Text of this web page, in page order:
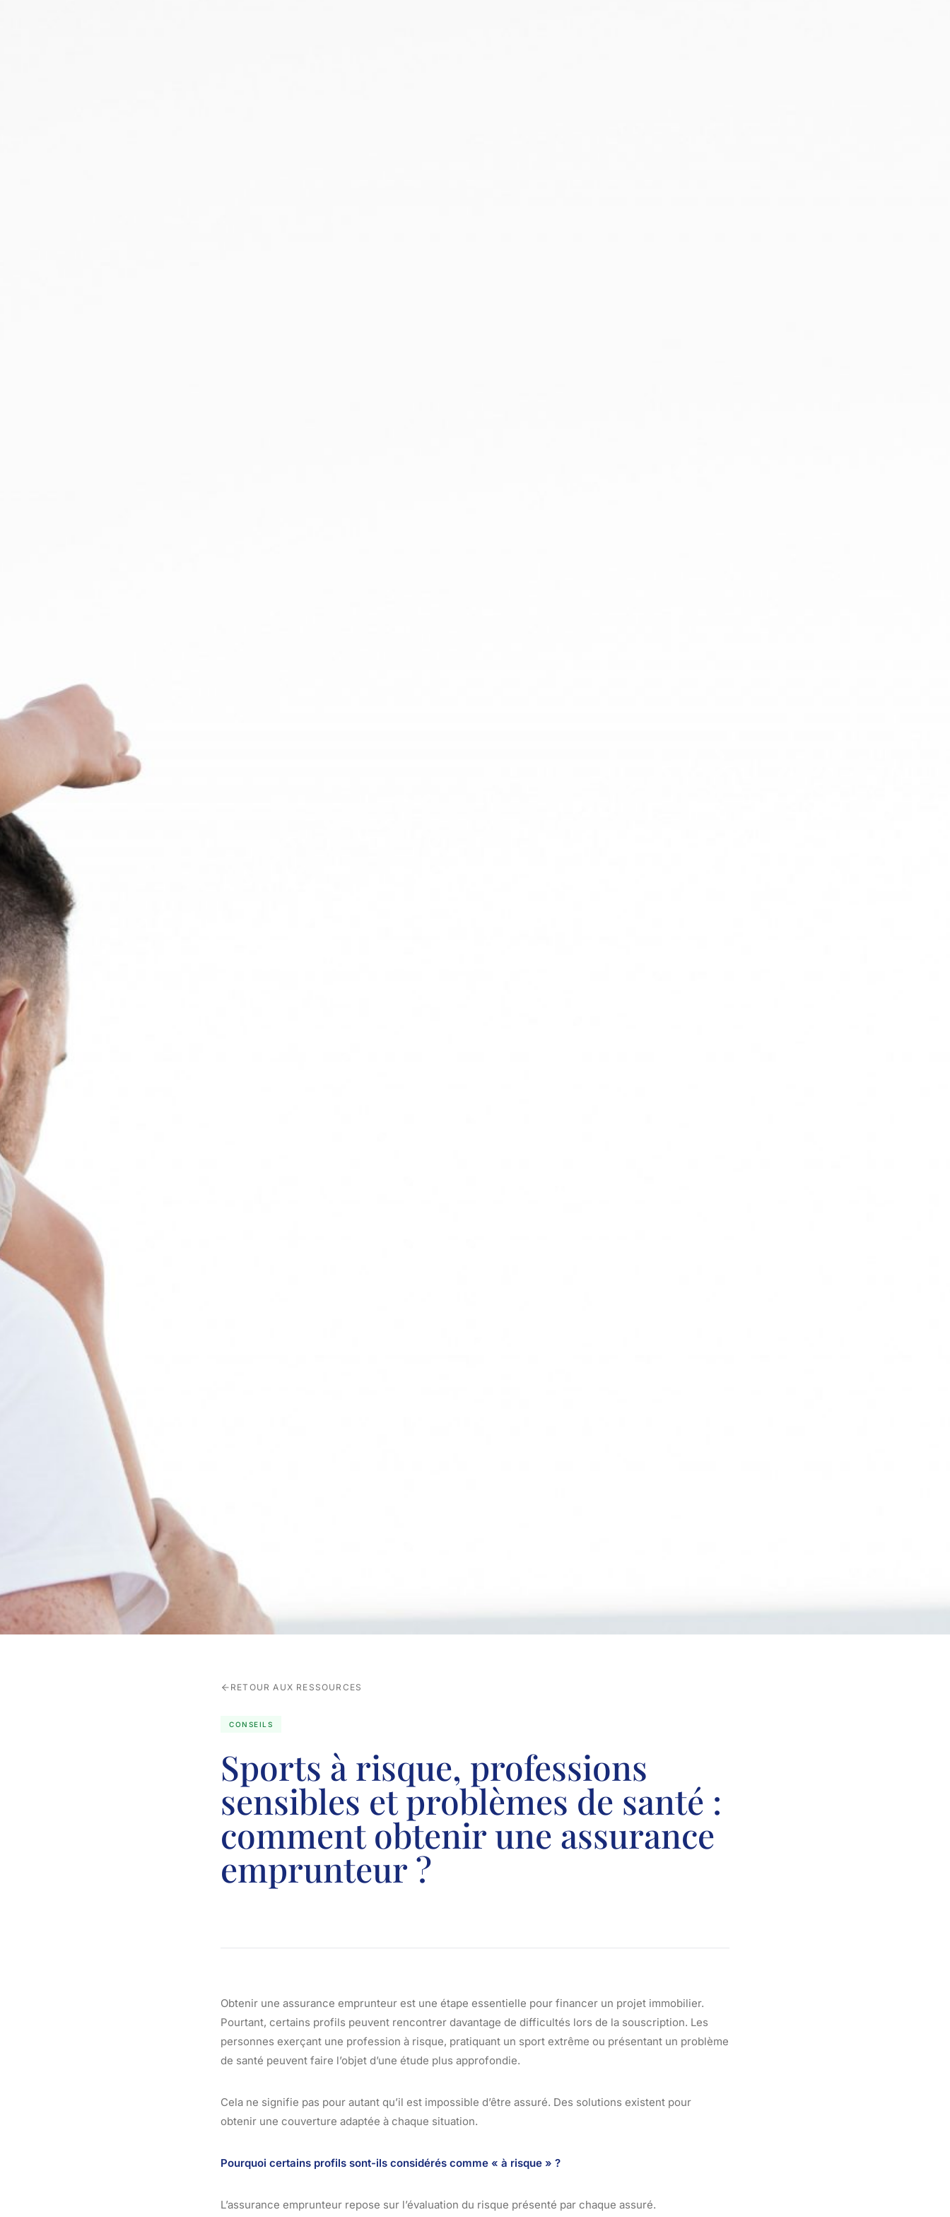
RETOUR AUX RESSOURCES
CONSEILS
Sports à risque, professions
sensibles et problèmes de santé :
comment obtenir une assurance
emprunteur ?
Obtenir une assurance emprunteur est une étape essentielle pour financer un projet immobilier.
Pourtant, certains profils peuvent rencontrer davantage de difficultés lors de la souscription. Les
personnes exerçant une profession à risque, pratiquant un sport extrême ou présentant un problème
de santé peuvent faire l’objet d’une étude plus approfondie.
Cela ne signifie pas pour autant qu’il est impossible d’être assuré. Des solutions existent pour
obtenir une couverture adaptée à chaque situation.
Pourquoi certains profils sont-ils considérés comme « à risque » ?
L’assurance emprunteur repose sur l’évaluation du risque présenté par chaque assuré.